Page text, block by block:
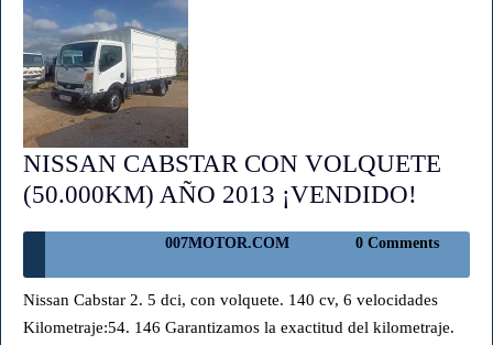
NISSAN CABSTAR CON VOLQUETE
(50.000KM) AÑO 2013 ¡VENDIDO!
CON
007MOTOR.COM 007MOTOR.COM
0 Comments
Nissan Cabstar 2. 5 dci, con volquete. 140 cv, 6 velocidades
Kilometraje:54. 146 Garantizamos la exactitud del kilometraje.